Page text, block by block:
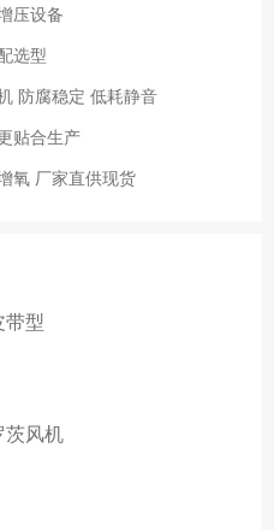
压设备
选型
防腐稳定 低耗静音
贴合生产
氧 厂家直供现货
带型
茨风机